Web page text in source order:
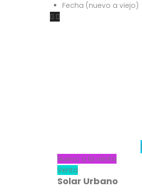
Fecha (nuevo a viejo)
Nuevo a la venta
Venta
Solar Urbano